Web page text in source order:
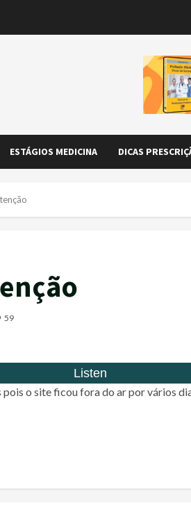
ESTÁGIOS MEDICINA DICAS
59
pois o site ficou fora do ar por vários